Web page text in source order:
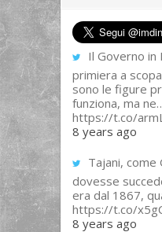
Il Governo in
primiera a
sono le figure
funziona, ma
https://t.co/
8 years ago
Tajani, come
dovesse
era dal 1867,
https://t.co/
8 years ago